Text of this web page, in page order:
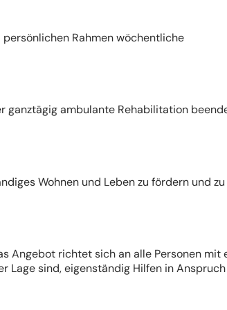
Rahmen wöchentliche
ganztägig ambulante Rehabilitation
Wohnen und Leben zu fördern und zu
Angebot richtet sich an alle Personen mit
Lage sind, eigenständig Hilfen in Anspruch